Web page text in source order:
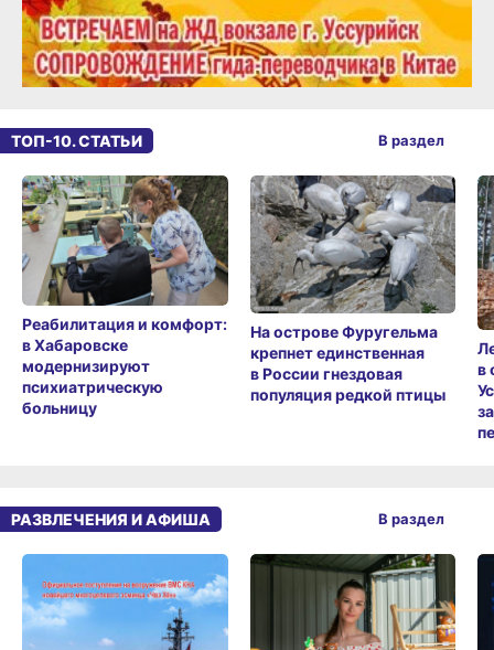
ТОП-10. СТАТЬИ
Реабилитация и комфорт:
в Хабаровске
модернизируют
психиатрическую
больницу
На острове Фуругельма
крепнет единственная
в России гнездовая
популяция редкой птицы
в
В раздел
РАЗВЛЕЧЕНИЯ И АФИША В раздел